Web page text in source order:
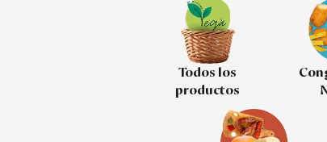
Todos los
productos